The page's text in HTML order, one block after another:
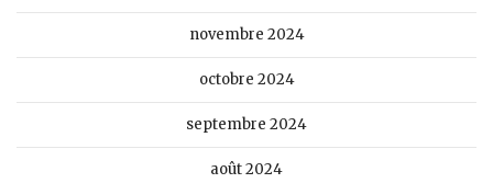
novembre 2024
octobre 2024
septembre 2024
août 2024